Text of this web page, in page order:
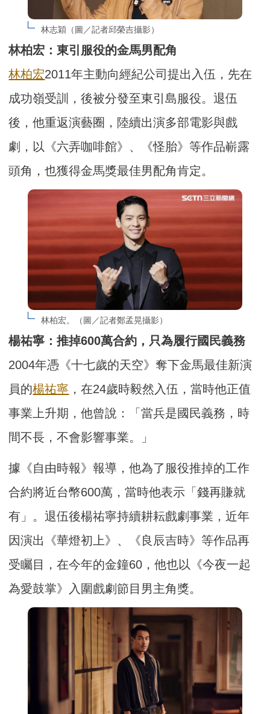
林志穎（圖／記者邱榮吉攝影）
林柏宏：東引服役的金馬男配角
林柏宏2011年主動向經紀公司提出入伍，先在
成功嶺受訓，後被分發至東引島服役。退伍
後，他重返演藝圈，陸續出演多部電影與戲
劇，以《六弄咖啡館》、《怪胎》等作品嶄露
頭角，也獲得金馬獎最佳男配角肯定。
林柏宏。（圖／記者鄭孟晃攝影）
楊祐寧：推掉600萬合約，只為履行國民義務
2004年憑《十七歲的天空》奪下金馬最佳新演
員的楊祐寧 ，在24歲時毅然入伍，當時他正值
事業上升期，他曾說：「當兵是國民義務，時
間不長，不會影響事業。」
據《自由時報》報導，他為了服役推掉的工作
合約將近台幣600萬，當時他表示「錢再賺就
有」。退伍後楊祐寧持續耕耘戲劇事業，近年
因演出《華燈初上》、《良辰吉時》等作品再
受矚目，在今年的金鐘60，他也以《今夜一起
為愛鼓掌》入圍戲劇節目男主角獎。